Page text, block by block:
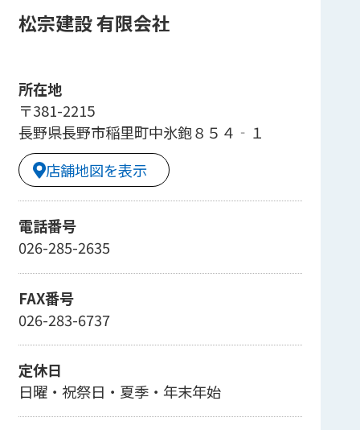
松宗建設 有限会社
所在地
〒381-2215
長野県長野市稲里町中氷鉋８５４‐１
店舗地図を表示
電話番号
026-285-2635
FAX番号
026-283-6737
定休日
日曜・祝祭日・夏季・年末年始